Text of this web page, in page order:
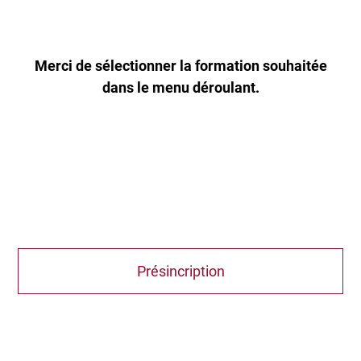
Merci de sélectionner la formation souhaitée
dans le menu déroulant.
Présincription